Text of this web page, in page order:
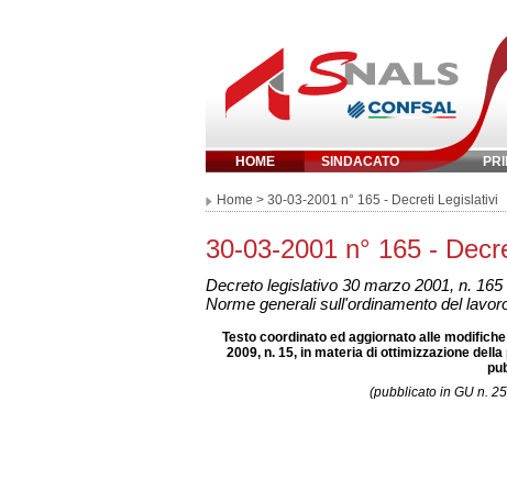
HOME SINDACATO
Inserisci parola
Home > 30-03-2001 n° 165 - Decreti Legislativi
30-03-2001 n° 165 -
Decreto legislativo 30 marzo 2001, n. 165
Norme generali sull'ordinamento del
Testo coordinato ed aggiornato alle
2009, n. 15, in materia di ottimizzazione
(pubblicato in GU n.